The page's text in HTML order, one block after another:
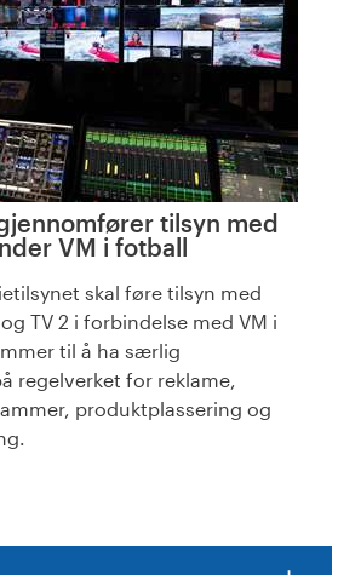
tilsyn med
VM i fotball
skal føre tilsyn med
TV 2 i forbindelse med VM i
til å ha særlig
regelverket for reklame,
produktplassering og